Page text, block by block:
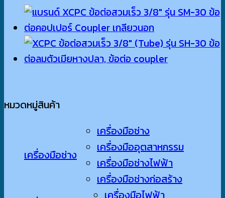
หมวดหมู่สินค้า
เครื่องมือช่าง
เครื่องมือช่าง
เครื่องมืออุตสาหกรรม
เครื่องมือช่างไฟฟ้า
เครื่องมือช่างก่อสร้าง
เครื่องมือไฟฟ้า